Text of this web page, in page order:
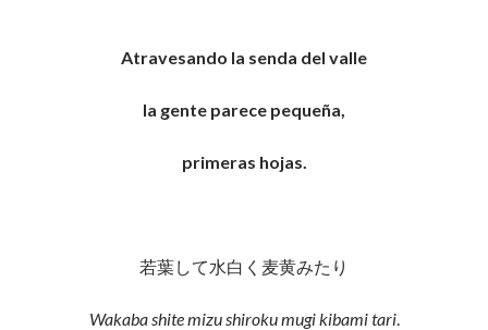
Atravesando la senda del valle
la gente parece pequeña,
primeras hojas.
若葉して水白く麦黄みたり
Wakaba shite mizu shiroku mugi kibami tari.